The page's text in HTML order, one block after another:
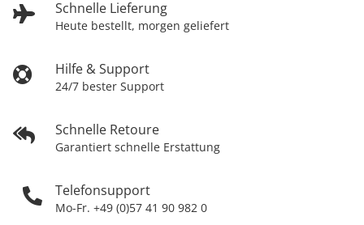
Schnelle Lieferung
Heute bestellt, morgen geliefert
Hilfe & Support
24/7 bester Support
Schnelle Retoure
Garantiert schnelle Erstattung
Telefonsupport
Mo-Fr. +49 (0)57 41 90 982 0